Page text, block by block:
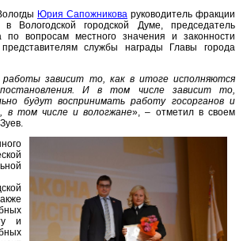
Юрия Сапожникова руководитель фракции
городской Думе, председатель
по вопросам местного значения и законности
службы награды Главы города
зависит то, как в итоге исполняются
И в том числе зависит то,
будут воспринимать работу госорганов и
в том числе и вологжане», – отметил в своем
и